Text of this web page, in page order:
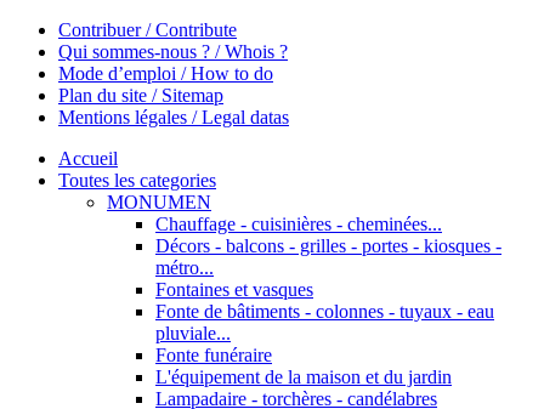
Contribuer / Contribute
Qui sommes-nous ? / Whois ?
Mode d’emploi / How to do
Plan du site / Sitemap
Mentions légales / Legal datas
Accueil
Toutes les categories
MONUMEN
Chauffage - cuisinières - cheminées...
Décors - balcons - grilles - portes - kiosques -
métro...
Fontaines et vasques
Fonte de bâtiments - colonnes - tuyaux - eau
pluviale...
Fonte funéraire
L'équipement de la maison et du jardin
Lampadaire - torchères - candélabres